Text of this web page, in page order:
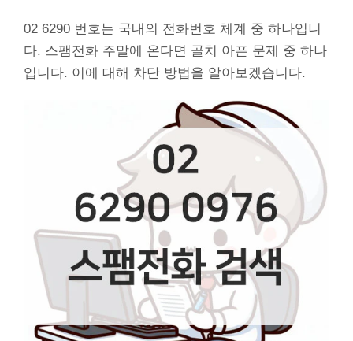
02 6290 번호는 국내의 전화번호 체계 중 하나입니
다. 스팸전화 주말에 온다면 골치 아픈 문제 중 하나
입니다. 이에 대해 차단 방법을 알아보겠습니다.